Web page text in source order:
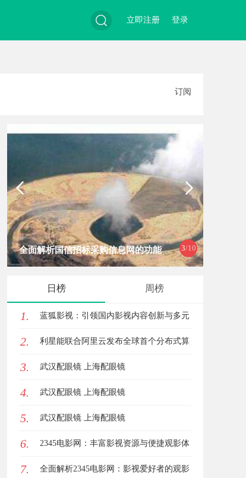
登录
立即注册
订阅
3/10
全面解析国信招标采购信息网的功能
日榜 周榜
1. 蓝狐影视：引领国内影视内容创新与多元
化发展的先锋力量
2. 利星能联合阿里云发布全球首个分布式算
电协同解决方案
3. 武汉配眼镜 上海配眼镜
4. 武汉配眼镜 上海配眼镜
5. 武汉配眼镜 上海配眼镜
6. 2345电影网：丰富影视资源与便捷观影体
验的最佳选择
7. 全面解析2345电影网：影视爱好者的观影